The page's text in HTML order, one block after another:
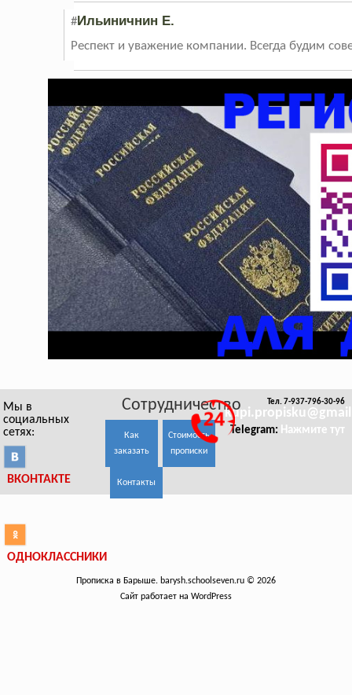
#Ильиничнин Е.
Респект и уважение компании. Всегда будим
Мы в
социальных
сетях:
ВКОНТАКТЕ
ОДНОКЛАССНИКИ
Сотрудничество
Как
заказать
Стоимость
прописки
Контакты
Тел. 7-937-796-30-96
Telegram: Нажмите тут
Прописка в Барыше. barysh.schoolseven.ru © 2026
Сайт работает на WordPress